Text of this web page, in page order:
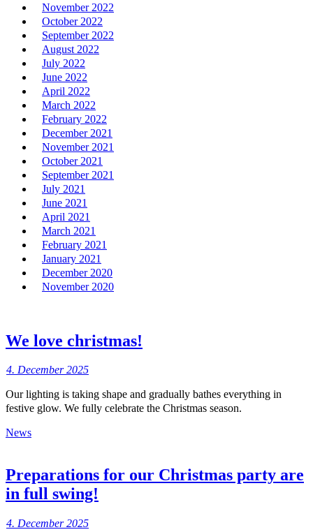
We love christmas!
4. December 2025
Our lighting is taking shape and gradually bathes everything in
festive glow. We fully celebrate the Christmas season.
News
Preparations for our Christmas party are
in full swing!
4. December 2025
November 2022
October 2022
September 2022
August 2022
July 2022
June 2022
April 2022
March 2022
February 2022
December 2021
November 2021
October 2021
September 2021
July 2021
June 2021
April 2021
March 2021
February 2021
January 2021
December 2020
November 2020